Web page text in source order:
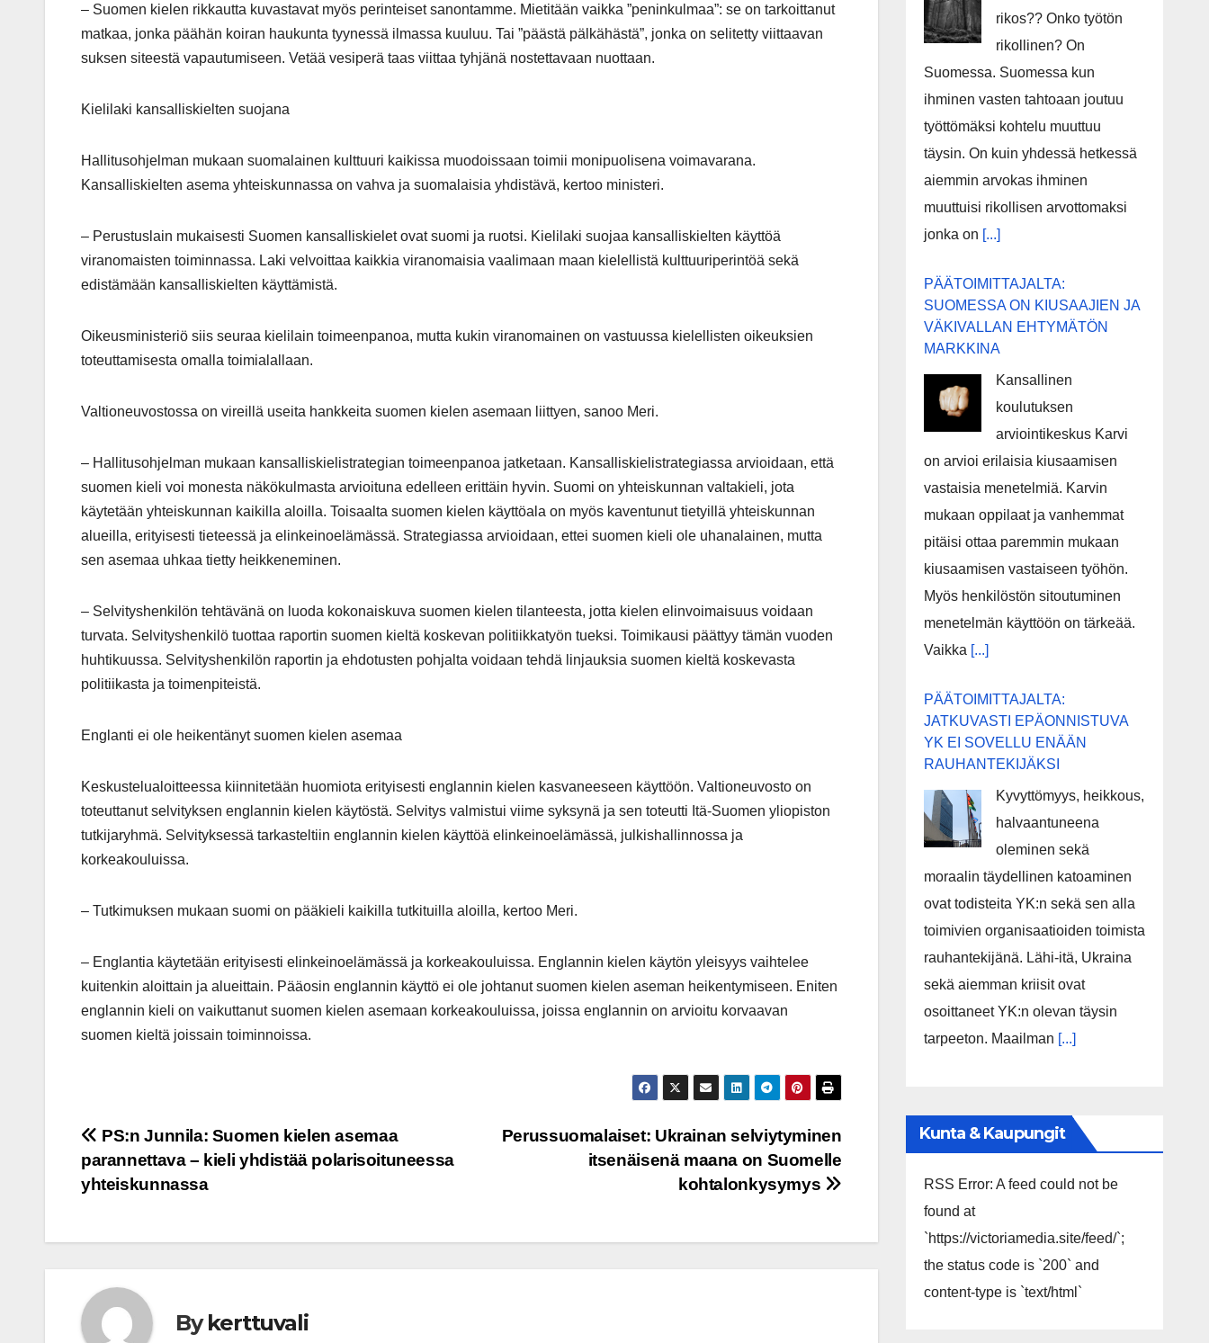
– Suomen kielen rikkautta kuvastavat myös perinteiset sanontamme. Mietitään vaikka ”peninkulmaa”: se on tarkoittanut
matkaa, jonka päähän koiran haukunta tyynessä ilmassa kuuluu. Tai ”päästä pälkähästä”, jonka on selitetty viittaavan
suksen siteestä vapautumiseen. Vetää vesiperä taas viittaa tyhjänä nostettavaan nuottaan.
Kielilaki kansalliskielten suojana
Hallitusohjelman mukaan suomalainen kulttuuri kaikissa muodoissaan toimii monipuolisena voimavarana.
Kansalliskielten asema yhteiskunnassa on vahva ja suomalaisia yhdistävä, kertoo ministeri.
– Perustuslain mukaisesti Suomen kansalliskielet ovat suomi ja ruotsi. Kielilaki suojaa kansalliskielten käyttöä
viranomaisten toiminnassa. Laki velvoittaa kaikkia viranomaisia vaalimaan maan kielellistä kulttuuriperintöä sekä
edistämään kansalliskielten käyttämistä.
Oikeusministeriö siis seuraa kielilain toimeenpanoa, mutta kukin viranomainen on vastuussa kielellisten oikeuksien
toteuttamisesta omalla toimialallaan.
Valtioneuvostossa on vireillä useita hankkeita suomen kielen asemaan liittyen, sanoo Meri.
– Hallitusohjelman mukaan kansalliskielistrategian toimeenpanoa jatketaan. Kansalliskielistrategiassa arvioidaan, että
suomen kieli voi monesta näkökulmasta arvioituna edelleen erittäin hyvin. Suomi on yhteiskunnan valtakieli, jota
käytetään yhteiskunnan kaikilla aloilla. Toisaalta suomen kielen käyttöala on myös kaventunut tietyillä yhteiskunnan
alueilla, erityisesti tieteessä ja elinkeinoelämässä. Strategiassa arvioidaan, ettei suomen kieli ole uhanalainen, mutta
sen asemaa uhkaa tietty heikkeneminen.
– Selvityshenkilön tehtävänä on luoda kokonaiskuva suomen kielen tilanteesta, jotta kielen elinvoimaisuus voidaan
turvata. Selvityshenkilö tuottaa raportin suomen kieltä koskevan politiikkatyön tueksi. Toimikausi päättyy tämän vuoden
huhtikuussa. Selvityshenkilön raportin ja ehdotusten pohjalta voidaan tehdä linjauksia suomen kieltä koskevasta
politiikasta ja toimenpiteistä.
Englanti ei ole heikentänyt suomen kielen asemaa
Keskustelualoitteessa kiinnitetään huomiota erityisesti englannin kielen kasvaneeseen käyttöön. Valtioneuvosto on
toteuttanut selvityksen englannin kielen käytöstä. Selvitys valmistui viime syksynä ja sen toteutti Itä-Suomen yliopiston
tutkijaryhmä. Selvityksessä tarkasteltiin englannin kielen käyttöä elinkeinoelämässä, julkishallinnossa ja
korkeakouluissa.
– Tutkimuksen mukaan suomi on pääkieli kaikilla tutkituilla aloilla, kertoo Meri.
– Englantia käytetään erityisesti elinkeinoelämässä ja korkeakouluissa. Englannin kielen käytön yleisyys vaihtelee
kuitenkin aloittain ja alueittain. Pääosin englannin käyttö ei ole johtanut suomen kielen aseman heikentymiseen. Eniten
englannin kieli on vaikuttanut suomen kielen asemaan korkeakouluissa, joissa englannin on arvioitu korvaavan
suomen kieltä joissain toiminnoissa.
Post
navigation
Perussuomalaiset: Ukrainan selviytyminen
itsenäisenä maana on Suomelle
kohtalonkysymys
PS:n Junnila: Suomen kielen asemaa
parannettava – kieli yhdistää polarisoituneessa
yhteiskunnassa
Bykerttuvali
rikos?? Onko työtön
rikollinen? On
Suomessa. Suomessa kun
ihminen vasten tahtoaan joutuu
työttömäksi kohtelu muuttuu
täysin. On kuin yhdessä hetkessä
aiemmin arvokas ihminen
muuttuisi rikollisen arvottomaksi
jonka on [...]
PÄÄTOIMITTAJALTA:
SUOMESSA ON KIUSAAJIEN JA
VÄKIVALLAN EHTYMÄTÖN
MARKKINA
Kansallinen
koulutuksen
arviointikeskus Karvi
on arvioi erilaisia kiusaamisen
vastaisia menetelmiä. Karvin
mukaan oppilaat ja vanhemmat
pitäisi ottaa paremmin mukaan
kiusaamisen vastaiseen työhön.
Myös henkilöstön sitoutuminen
menetelmän käyttöön on tärkeää.
Vaikka [...]
PÄÄTOIMITTAJALTA:
JATKUVASTI EPÄONNISTUVA
YK EI SOVELLU ENÄÄN
RAUHANTEKIJÄKSI
Kyvyttömyys, heikkous,
halvaantuneena
oleminen sekä
moraalin täydellinen katoaminen
ovat todisteita YK:n sekä sen alla
toimivien organisaatioiden toimista
rauhantekijänä. Lähi-itä, Ukraina
sekä aiemman kriisit ovat
osoittaneet YK:n olevan täysin
tarpeeton. Maailman [...]
Kunta & Kaupungit
RSS Error: A feed could not be
found at
`https://victoriamedia.site/feed/`;
the status code is `200` and
content-type is `text/html`